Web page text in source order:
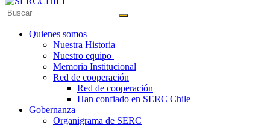
Quienes somos
Nuestra Historia
Nuestro equipo
Memoria Institucional
Red de cooperación
Red de cooperación
Han confiado en SERC Chile
Gobernanza
Organigrama de SERC